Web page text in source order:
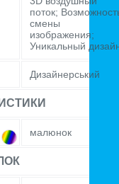
поток;
смены
изображения;
Уникальный
Дизайнерський
малюнок